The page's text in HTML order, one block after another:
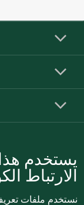
يستخدم
الارتباط
نستخدم ملفات